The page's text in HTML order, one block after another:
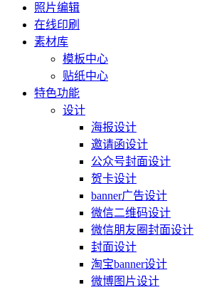
照片编辑
在线印刷
素材库
模板中心
贴纸中心
特色功能
设计
海报设计
邀请函设计
公众号封面设计
贺卡设计
banner广告设计
微信二维码设计
微信朋友圈封面设计
封面设计
淘宝banner设计
微博图片设计